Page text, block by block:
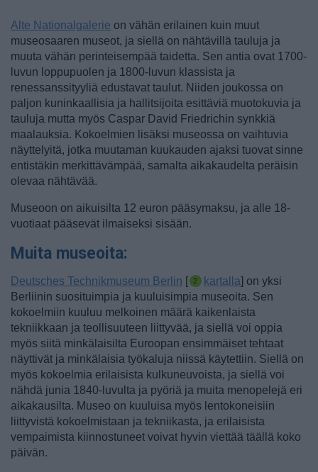
Alte Nationalgalerie on vähän erilainen kuin muut
museosaaren museot, ja siellä on nähtävillä tauluja ja
muuta vähän perinteisempää taidetta. Sen antia ovat 1700-
luvun loppupuolen ja 1800-luvun klassista ja
renessanssityyliä edustavat taulut. Niiden joukossa on
paljon kuninkaallisia ja hallitsijoita esittäviä muotokuvia ja
tauluja mutta myös Caspar David Friedrichin synkkiä
maalauksia. Kokoelmien lisäksi museossa on vaihtuvia
näyttelyitä, jotka muutaman kuukauden ajaksi tuovat sinne
entistäkin merkittävämpää, samalta aikakaudelta peräisin
olevaa nähtävää.
Museoon on aikuisilta 12 euron pääsymaksu, ja alle 18-
vuotiaat pääsevät ilmaiseksi sisään.
Muita museoita:
Deutsches Technikmuseum Berlin [ kartalla] on yksi
Berliinin suosituimpia ja kuuluisimpia museoita. Sen
kokoelmiin kuuluu melkoinen määrä kaikenlaista
tekniikkaan ja teollisuuteen liittyvää, ja siellä voi oppia
myös siitä minkälaisilta Euroopan ensimmäiset tehtaat
näyttivät ja minkälaisia työkaluja niissä käytettiin. Siellä on
myös kokoelmia erilaisista kulkuneuvoista, ja siellä voi
nähdä junia 1840-luvulta ja pyöriä ja muita menopelejä eri
aikakausilta. Museo on kuuluisa myös lentokoneisiin
liittyvistä kokoelmistaan ja tekniikasta, ja erilaisista
vempaimista kiinnostuneet voivat hyvin viettää täällä koko
päivän.